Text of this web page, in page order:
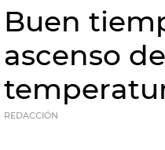
Buen
ascenso
REDACCIÓN